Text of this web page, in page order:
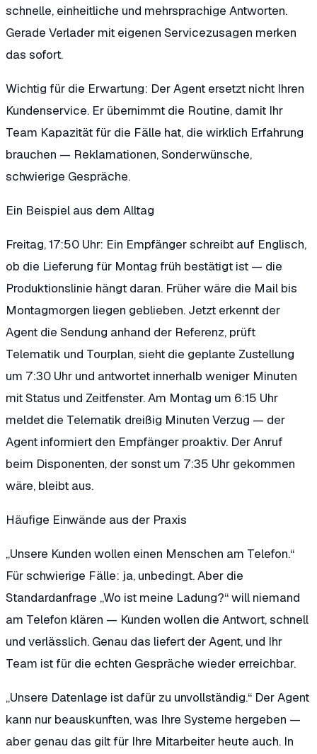
schnelle, einheitliche und mehrsprachige Antworten.
Gerade Verlader mit eigenen Servicezusagen merken
das sofort.
Wichtig für die Erwartung: Der Agent ersetzt nicht Ihren
Kundenservice. Er übernimmt die Routine, damit Ihr
Team Kapazität für die Fälle hat, die wirklich Erfahrung
brauchen — Reklamationen, Sonderwünsche,
schwierige Gespräche.
Ein Beispiel aus dem Alltag
Freitag, 17:50 Uhr: Ein Empfänger schreibt auf Englisch,
ob die Lieferung für Montag früh bestätigt ist — die
Produktionslinie hängt daran. Früher wäre die Mail bis
Montagmorgen liegen geblieben. Jetzt erkennt der
Agent die Sendung anhand der Referenz, prüft
Telematik und Tourplan, sieht die geplante Zustellung
um 7:30 Uhr und antwortet innerhalb weniger Minuten
mit Status und Zeitfenster. Am Montag um 6:15 Uhr
meldet die Telematik dreißig Minuten Verzug — der
Agent informiert den Empfänger proaktiv. Der Anruf
beim Disponenten, der sonst um 7:35 Uhr gekommen
wäre, bleibt aus.
Häufige Einwände aus der Praxis
„Unsere Kunden wollen einen Menschen am Telefon.“
Für schwierige Fälle: ja, unbedingt. Aber die
Standardanfrage „Wo ist meine Ladung?“ will niemand
am Telefon klären — Kunden wollen die Antwort, schnell
und verlässlich. Genau das liefert der Agent, und Ihr
Team ist für die echten Gespräche wieder erreichbar.
„Unsere Datenlage ist dafür zu unvollständig.“ Der Agent
kann nur beauskunften, was Ihre Systeme hergeben —
aber genau das gilt für Ihre Mitarbeiter heute auch. In